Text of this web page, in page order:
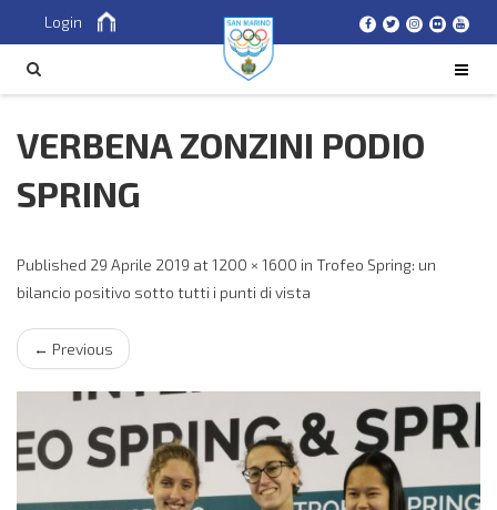
Login
VERBENA ZONZINI PODIO
SPRING
Published 29 Aprile 2019 at1200 × 1600 in Trofeo Spring: un
bilancio positivo sotto tutti i punti di vista
← Previous